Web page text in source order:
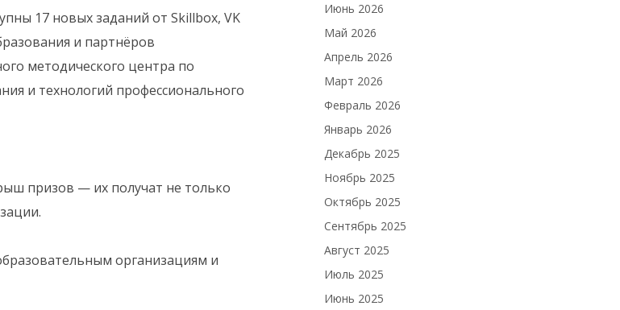
17 новых заданий от Skillbox, VK
и партнёров
методического центра по
и технологий профессионального
призов — их получат не только
организациям и
Июнь 2026
Май 2026
Апрель 2026
Март 2026
Февраль 2026
Январь 2026
Декабрь 2025
Ноябрь 2025
Октябрь 2025
Сентябрь 2025
Август 2025
Июль 2025
Июнь 2025